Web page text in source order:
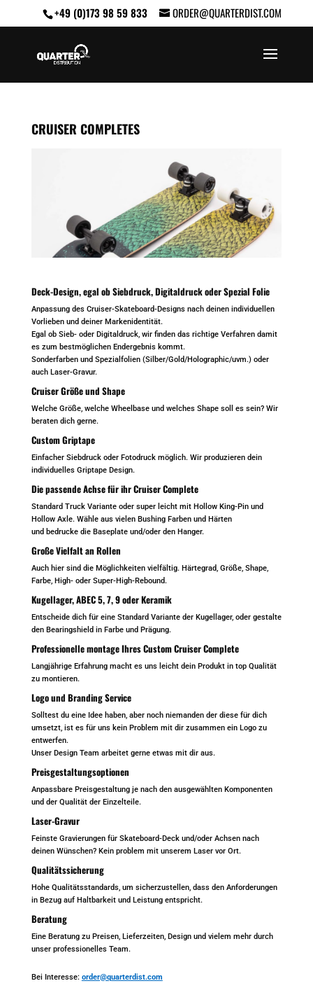
+49 (0)173 98 59 833 ORDER@QUARTERDIST.COM
CRUISER COMPLETES
Deck-Design, egal ob Siebdruck, Digitaldruck oder Spezial Folie
Anpassung des Cruiser-Skateboard-Designs nach deinen individuellen
Vorlieben und deiner Markenidentität.
Egal ob Sieb- oder Digitaldruck, wir finden das richtige Verfahren damit
es zum bestmöglichen Endergebnis kommt.
Sonderfarben und Spezialfolien (Silber/Gold/Holographic/uvm.) oder
auch Laser-Gravur.
Cruiser Größe und Shape
Welche Größe, welche Wheelbase und welches Shape soll es sein? Wir
beraten dich gerne.
Custom Griptape
Einfacher Siebdruck oder Fotodruck möglich. Wir produzieren dein
individuelles Griptape Design.
Die passende Achse für ihr Cruiser Complete
Standard Truck Variante oder super leicht mit Hollow King-Pin und
Hollow Axle. Wähle aus vielen Bushing Farben und Härten
und bedrucke die Baseplate und/oder den Hanger.
Große Vielfalt an Rollen
Auch hier sind die Möglichkeiten vielfältig. Härtegrad, Größe, Shape,
Farbe, High- oder Super-High-Rebound.
Kugellager, ABEC 5, 7, 9 oder Keramik
Entscheide dich für eine Standard Variante der Kugellager, oder gestalte
den Bearingshield in Farbe und Prägung.
Professionelle montage Ihres Custom Cruiser Complete
Langjährige Erfahrung macht es uns leicht dein Produkt in top Qualität
zu montieren.
Logo und Branding Service
Solltest du eine Idee haben, aber noch niemanden der diese für dich
umsetzt, ist es für uns kein Problem mit dir zusammen ein Logo zu
entwerfen.
Unser Design Team arbeitet gerne etwas mit dir aus.
Preisgestaltungsoptionen
Anpassbare Preisgestaltung je nach den ausgewählten Komponenten
und der Qualität der Einzelteile.
Laser-Gravur
Feinste Gravierungen für Skateboard-Deck und/oder Achsen nach
deinen Wünschen? Kein problem mit unserem Laser vor Ort.
Qualitätssicherung
Hohe Qualitätsstandards, um sicherzustellen, dass den Anforderungen
in Bezug auf Haltbarkeit und Leistung entspricht.
Beratung
Eine Beratung zu Preisen, Lieferzeiten, Design und vielem mehr durch
unser professionelles Team.
Bei Interesse: order@quarterdist.com